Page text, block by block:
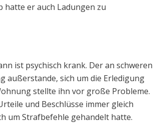
hatte er auch Ladungen zu
ist psychisch krank. Der an schweren
außerstande, sich um die Erledigung
stellte ihn vor große Probleme.
und Beschlüsse immer gleich
um Strafbefehle gehandelt hatte.